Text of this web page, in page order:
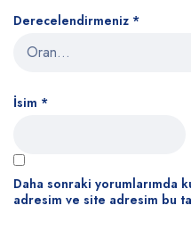
Derecelendirmeniz *
İsim *
Daha sonraki yorumlarımda
adresim ve site adresim bu